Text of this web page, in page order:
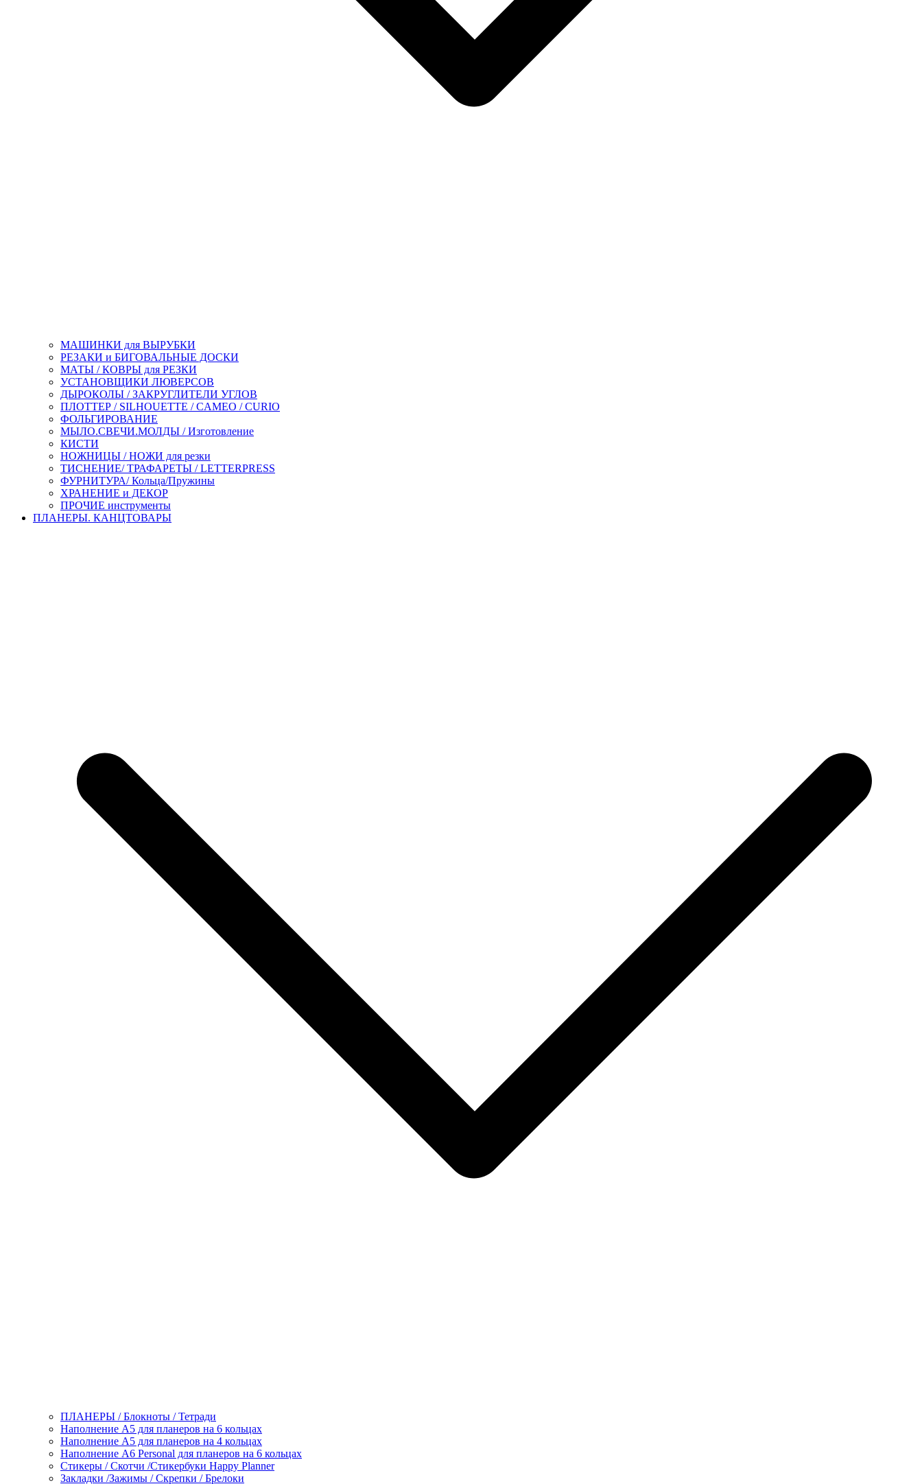
МАШИНКИ для ВЫРУБКИ
РЕЗАКИ и БИГОВАЛЬНЫЕ ДОСКИ
МАТЫ / КОВРЫ для РЕЗКИ
УСТАНОВЩИКИ ЛЮВЕРСОВ
ДЫРОКОЛЫ / ЗАКРУГЛИТЕЛИ УГЛОВ
ПЛОТТЕР / SILHOUETTE / CAMEO / CURIO
ФОЛЬГИРОВАНИЕ
МЫЛО.СВЕЧИ.МОЛДЫ / Изготовление
КИСТИ
НОЖНИЦЫ / НОЖИ для резки
ТИСНЕНИЕ/ ТРАФАРЕТЫ / LETTERPRESS
ФУРНИТУРА/ Кольца/Пружины
ХРАНЕНИЕ и ДЕКОР
ПРОЧИЕ инструменты
ПЛАНЕРЫ. КАНЦТОВАРЫ
ПЛАНЕРЫ / Блокноты / Тетради
Наполнение А5 для планеров на 6 кольцах
Наполнение А5 для планеров на 4 кольцах
Наполнение А6 Personal для планеров на 6 кольцах
Стикеры / Скотчи /Стикербуки Happy Planner
Закладки /Зажимы / Скрепки / Брелоки